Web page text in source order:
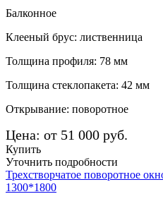
Балконное
Клееный брус: лиственница
Толщина профиля: 78 мм
Толщина стеклопакета: 42 мм
Открывание: поворотное
Цена: от 51 000 руб.
Купить
Уточнить подробности
Трехстворчатое поворотное
1300*1800